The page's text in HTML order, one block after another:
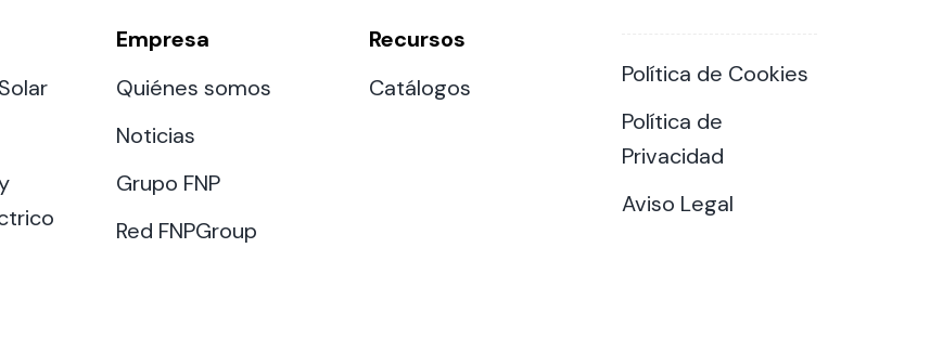
Empresa
Quiénes somos
Noticias
Grupo FNP
Red FNPGroup
Recursos
Catálogos
Política de Cookies
Política de
Privacidad
Aviso Legal